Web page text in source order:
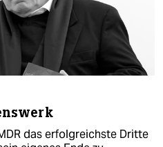
das erfolgreichste Dritte